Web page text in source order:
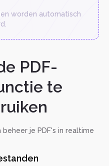
worden automatisch
PDF-
te
beheer je PDF's in realtime